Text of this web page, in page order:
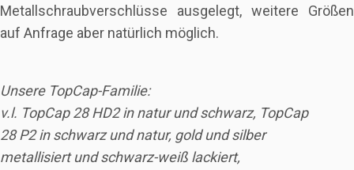
Metallschraubverschlüsse ausgelegt, weitere Größen
auf Anfrage aber natürlich möglich.
Unsere TopCap-Familie:
v.l. TopCap 28 HD2 in natur und schwarz, TopCap
28 P2 in schwarz und natur, gold und silber
metallisiert und schwarz-weiß lackiert,